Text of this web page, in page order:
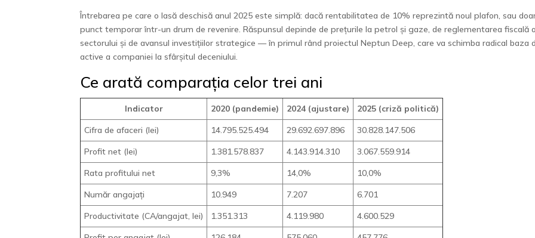
Întrebarea pe care o lasă deschisă anul 2025 este simplă: dacă rentabilitatea de 10% reprezintă noul plafon, sau
punct temporar într-un drum de revenire. Răspunsul depinde de prețurile la petrol și gaze, de reglementarea fiscală a
sectorului și de avansul investițiilor strategice — în primul rând proiectul Neptun Deep, care va schimba radical baza
active a companiei la sfârșitul deceniului.
Ce arată comparația celor trei ani
Indicator 2020 (pandemie) 2024 (ajustare)
2025 (criză politică)
Cifra de afaceri (lei)
14.795.525.494 29.692.697.896
30.828.147.506
Profit net (lei)
1.381.578.837 4.143.914.310
3.067.559.914
Rata profitului net
9,3% 14,0%
10,0%
Număr angajați
10.949 7.207
6.701
Productivitate (CA/angajat, lei)
1.351.313 4.119.980
4.600.529